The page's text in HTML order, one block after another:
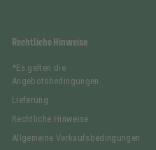
Rechtliche Hinweise
*Es gelten die
Angebotsbedingungen.
Lieferung
Rechtliche Hinweise
Allgemeine Verkaufsbedingungen